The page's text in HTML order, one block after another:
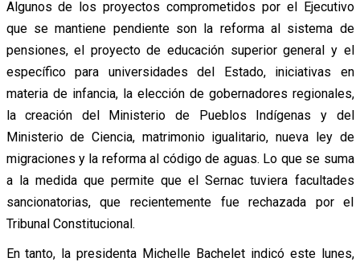
Algunos de los proyectos comprometidos por el Ejecutivo
que se mantiene pendiente son la reforma al sistema de
pensiones, el proyecto de educación superior general y el
específico para universidades del Estado, iniciativas en
materia de infancia, la elección de gobernadores regionales,
la creación del Ministerio de Pueblos Indígenas y del
Ministerio de Ciencia, matrimonio igualitario, nueva ley de
migraciones y la reforma al código de aguas. Lo que se suma
a la medida que permite que el Sernac tuviera facultades
sancionatorias, que recientemente fue rechazada por el
Tribunal Constitucional.
En tanto, la presidenta Michelle Bachelet indicó este lunes,